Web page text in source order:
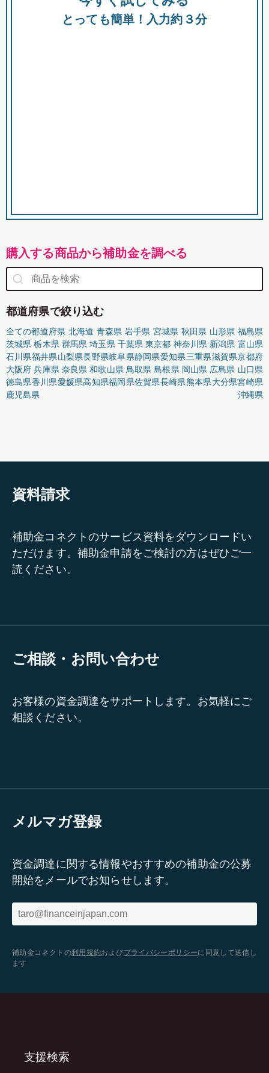
とっても簡単！入力約３分
購入する商品から補助金を調べる
都道府県で絞り込む
全ての都道府県 北海道 青森県 岩手県 宮城県 秋田県 山形県 福島県
茨城県 栃木県 群馬県 埼玉県 千葉県 東京都 神奈川県 新潟県 富山県
石川県福井県山梨県長野県岐阜県静岡県愛知県三重県滋賀県京都府
大阪府 兵庫県 奈良県 和歌山県 鳥取県 島根県 岡山県 広島県 山口県
徳島県香川県愛媛県高知県福岡県佐賀県長崎県熊本県大分県宮崎県
鹿児島県
沖縄県
資料請求
補助金コネクトのサービス資料をダウンロードい
ただけます。補助金申請をご検討の方はぜひご一
読ください。
ご相談・お問い合わせ
お客様の資金調達をサポートします。お気軽にご
相談ください。
メルマガ登録
資金調達に関する情報やおすすめの補助金の公募
開始をメールでお知らせします。
補助金コネクトの利用規約およびプライバシーポリシーに同意して送信し
ます
支援検索